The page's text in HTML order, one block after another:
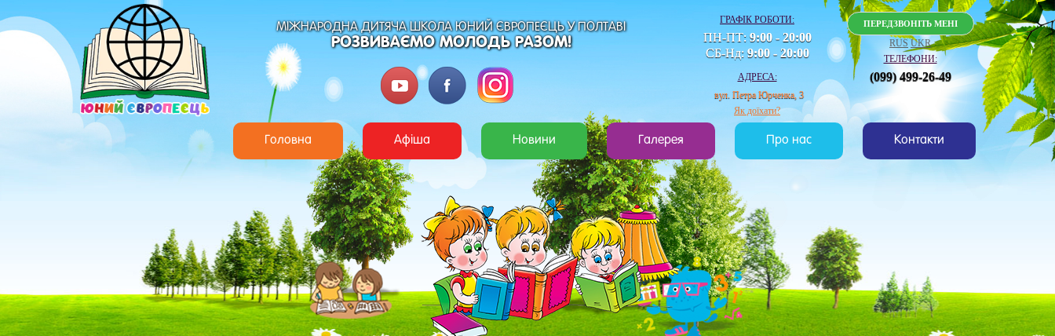
МІЖНАРОДНА ДИТЯЧА ШКОЛА ЮНИЙ ЄВРОПЕЄЦЬ У ПОЛТАВІ
РОЗВИВАЄМО МОЛОДЬ РАЗОМ!
ГРАФІК РОБОТИ:
ПН-ПТ: 9:00 - 20:00
СБ-Нд: 9:00 - 20:00
АДРЕСА:
вул. Петра Юрченка, 3
Як доїхати?
ПЕРЕДЗВОНІТЬ МЕНІ
RUS UKR
ТЕЛЕФОНИ:
(099) 499-26-49
Головна Афіша Новини Галерея Про нас Контакти